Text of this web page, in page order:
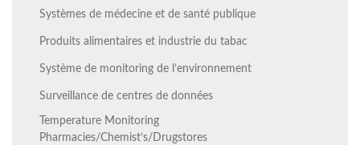
Systèmes de médecine et de santé publique
Produits alimentaires et industrie du tabac
Système de monitoring de l’environnement
Surveillance de centres de données
Temperature Monitoring
Pharmacies/Chemist’s/Drugstores